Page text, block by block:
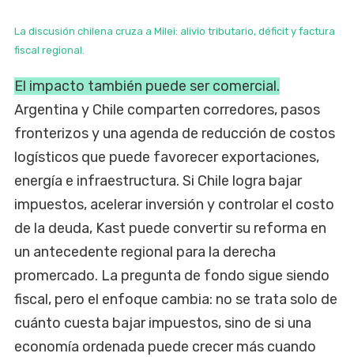
La discusión chilena cruza a Milei: alivio tributario, déficit y factura
fiscal regional.
El impacto también puede ser comercial.
Argentina y Chile comparten corredores, pasos
fronterizos y una agenda de reducción de costos
logísticos que puede favorecer exportaciones,
energía e infraestructura. Si Chile logra bajar
impuestos, acelerar inversión y controlar el costo
de la deuda, Kast puede convertir su reforma en
un antecedente regional para la derecha
promercado. La pregunta de fondo sigue siendo
fiscal, pero el enfoque cambia: no se trata solo de
cuánto cuesta bajar impuestos, sino de si una
economía ordenada puede crecer más cuando